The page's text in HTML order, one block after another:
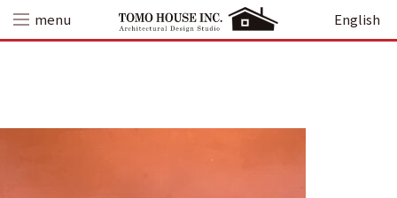
content
menu English